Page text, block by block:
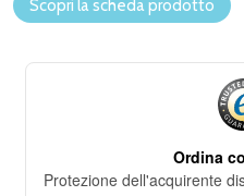
Scopri la scheda prodotto